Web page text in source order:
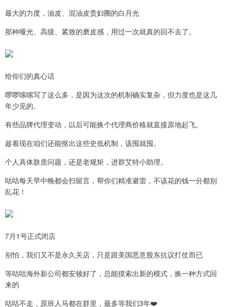
最大的力度，油皮、混油皮贵妇圈的白月光
那种哑光、高级、紧致的磨皮感，用过一次就真的回不去了。
给你们的真心话
啰啰嗦嗦写了这么多，是因为这次的机制确实复杂，但力度也是这几
年少见的。
有些品牌代理变动，以后可能换个代理商价格就直接原地起飞。
趁着现在咱们还能抠出这些史低机制，该囤就囤。
个人具体肤质问题，还是老规矩，进群艾特小助理。
咕咕每天早中晚都会扫留言，帮你们精准避雷，不该花的钱一分都别
乱花！
7月1号正式闭店
别怕，我们又不是永久关店，只是跟美国恶意股东抗议打仗而已
等咕咕海外新公司都安顿好了，总能摸索出新的模式，换一种方式回
来的
咕咕不走，原班人马都在群里，最多等我们3年❤️